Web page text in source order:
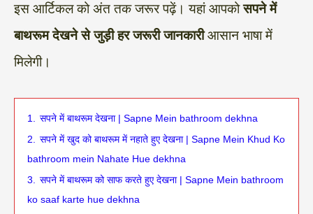
इस आर्टिकल को अंत तक जरूर पढ़ें। यहां आपकोसपने में
बाथरूम देखने से जुड़ी हर जरूरी जानकारीआसान भाषा में
मिलेगी।
1. सपने में बाथरूम देखना | Sapne Mein bathroom dekhna
2. सपने में खुद को बाथरूम में नहाते हुए देखना | Sapne Mein Khud Ko
bathroom mein Nahate Hue dekhna
3. सपने में बाथरूम को साफ करते हुए देखना | Sapne Mein bathroom
ko saaf karte hue dekhna